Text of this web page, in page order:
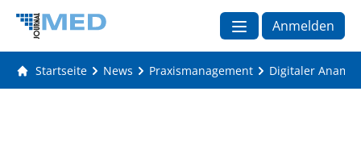
Anmelden
Startseite News Praxismanagement Digitaler